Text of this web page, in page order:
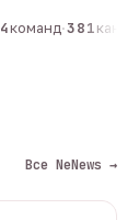
команд·381
Все NeNews →